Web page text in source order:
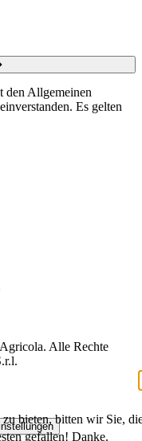
den Allgemeinen
Es gelten
Alle Rechte
bieten, bitten wir Sie,
gefallen! Danke.